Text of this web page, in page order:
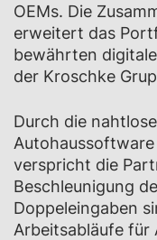
OEMs. Die
erweitert das
bewährten
der Kroschke
Durch die
verspricht die
Beschleunigung
Doppeleingaben
Arbeitsabläufe für